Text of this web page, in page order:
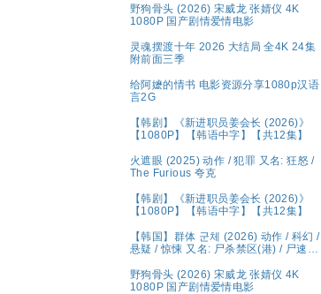
野狗骨头 (2026) 宋威龙 张婧仪 4K
1080P 国产剧情爱情电影
灵魂摆渡十年 2026 大结局 全4K 24集
附前面三季
给阿嬷的情书 电影资源分享1080p汉语
言2G
【韩剧】《新进职员姜会长 (2026)》
【1080P】【韩语中字】【共12集】
火遮眼 (2025) 动作 / 犯罪 又名: 狂怒 /
The Furious 夸克
【韩剧】《新进职员姜会长 (2026)》
【1080P】【韩语中字】【共12集】
【韩国】群体 군체 (2026) 动作 / 科幻 /
悬疑 / 惊悚 又名: 尸杀禁区(港) / 尸速禁
而被封锁的建筑内，孤立无援的幸存者
们对抗以无法预测形态进化的感染者的
野狗骨头 (2026) 宋威龙 张婧仪 4K
1080P 国产剧情爱情电影